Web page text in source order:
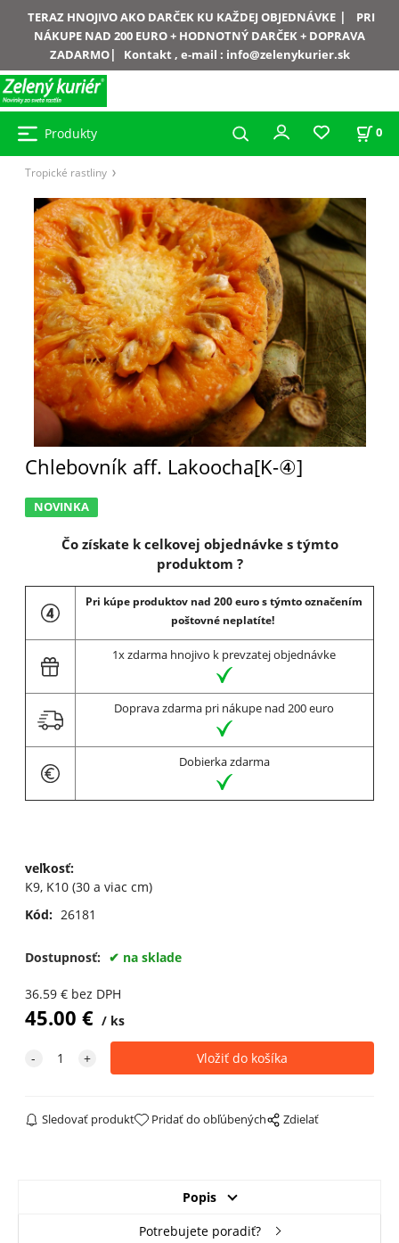
TERAZ HNOJIVO AKO DARČEK KU KAŽDEJ OBJEDNÁVKE|
PRI
NÁKUPE NAD 200 EURO + HODNOTNÝ DARČEK + DOPRAVA
ZADARMO| Kontakt , e-mail : info@zelenykurier.sk
Produkty 0
Tropické rastliny
Chlebovník aff. Lakoocha[K-④]
NOVINKA
Čo získate k celkovej objednávke s týmto
produktom ?
Pri kúpe produktov nad 200 euro s týmto označením
poštovné neplatíte!
1x zdarma hnojivo k prevzatej objednávke
Doprava zdarma pri nákupe nad 200 euro
Dobierka zdarma
veľkosť:
K9, K10 (30 a viac cm)
Kód: 26181
Dostupnosť: na sklade
36.59€ bez DPH
45.00 € ks
Sledovať produkt Pridať do obľúbených Zdielať
Popis
Potrebujete poradiť?